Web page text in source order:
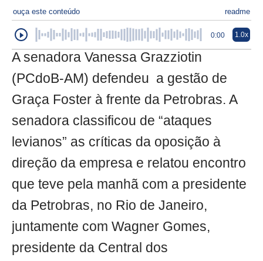
ouça este conteúdo readme
0:00 1.0x
A senadora Vanessa Grazziotin
(PCdoB-AM) defendeu a gestão de
Graça Foster à frente da Petrobras. A
senadora classificou de “ataques
levianos” as críticas da oposição à
direção da empresa e relatou encontro
que teve pela manhã com a presidente
da Petrobras, no Rio de Janeiro,
juntamente com Wagner Gomes,
presidente da Central dos